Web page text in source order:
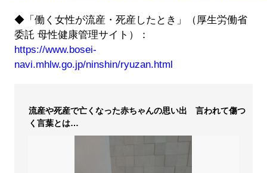
◆「働く女性が流産・死産したとき」（厚生労働省
委託 母性健康管理サイト）：
https://www.bosei-
navi.mhlw.go.jp/ninshin/ryuzan.html
流産や死産で亡くなった赤ちゃんの思い出 言われて傷つ
く言葉とは…